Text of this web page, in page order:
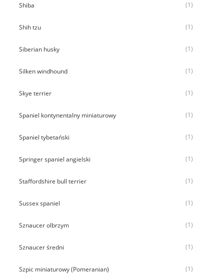
Shiba (1)
Shih tzu (1)
Siberian husky (1)
Silken windhound (1)
Skye terrier (1)
Spaniel kontynentalny miniaturowy (1)
Spaniel tybetański (1)
Springer spaniel angielski (1)
Staffordshire bull terrier (1)
Sussex spaniel (1)
Sznaucer olbrzym (1)
Sznaucer średni (1)
Szpic miniaturowy (Pomeranian) (1)